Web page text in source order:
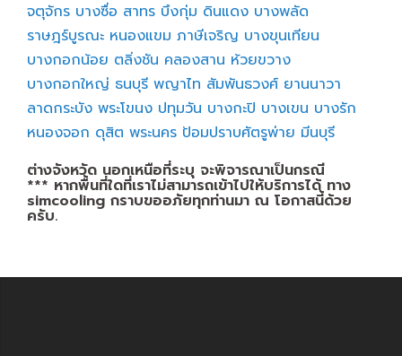
จตุจักร บางซื่อ สาทร บึงกุ่ม ดินแดง บางพลัด
ราษฎร์บูรณะ หนองแขม ภาษีเจริญ บางขุนเทียน
บางกอกน้อย ตลิ่งชัน คลองสาน ห้วยขวาง
บางกอกใหญ่ ธนบุรี พญาไท สัมพันธวงศ์ ยานนาวา
ลาดกระบัง พระโขนง ปทุมวัน บางกะปิ บางเขน บางรัก
หนองจอก ดุสิต พระนคร ป้อมปราบศัตรูพ่าย มีนบุรี
ต่างจังหวัด นอกเหนือที่ระบุ จะพิจารณาเป็นกรณี
*** หากพื้นที่ใดที่เราไม่สามารถเข้าไปให้บริการได้ ทาง
simcooling กราบขออภัยทุกท่านมา ณ โอกาสนี้ด้วย
ครับ.